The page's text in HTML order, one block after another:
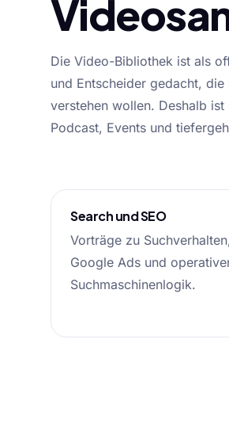
Die Video-Bibliothek ist als
und Entscheider gedacht,
verstehen wollen. Deshalb
Podcast, Events und
Search und SEO
Vorträge zu
Google Ads und
Suchmaschinenlogik.